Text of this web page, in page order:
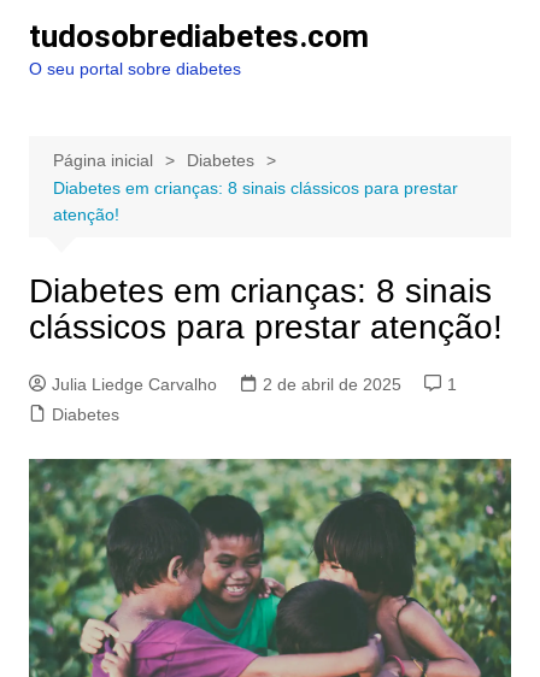
paratudosobrediabetes.com
O seu portal sobre diabetes
Página inicial
Diabetes
Diabetes em crianças: 8 sinais clássicos para prestar
atenção!
Diabetes em crianças: 8 sinais
clássicos para prestar atenção!
Julia Liedge Carvalho 2 de abril de 2025
1
Diabetes